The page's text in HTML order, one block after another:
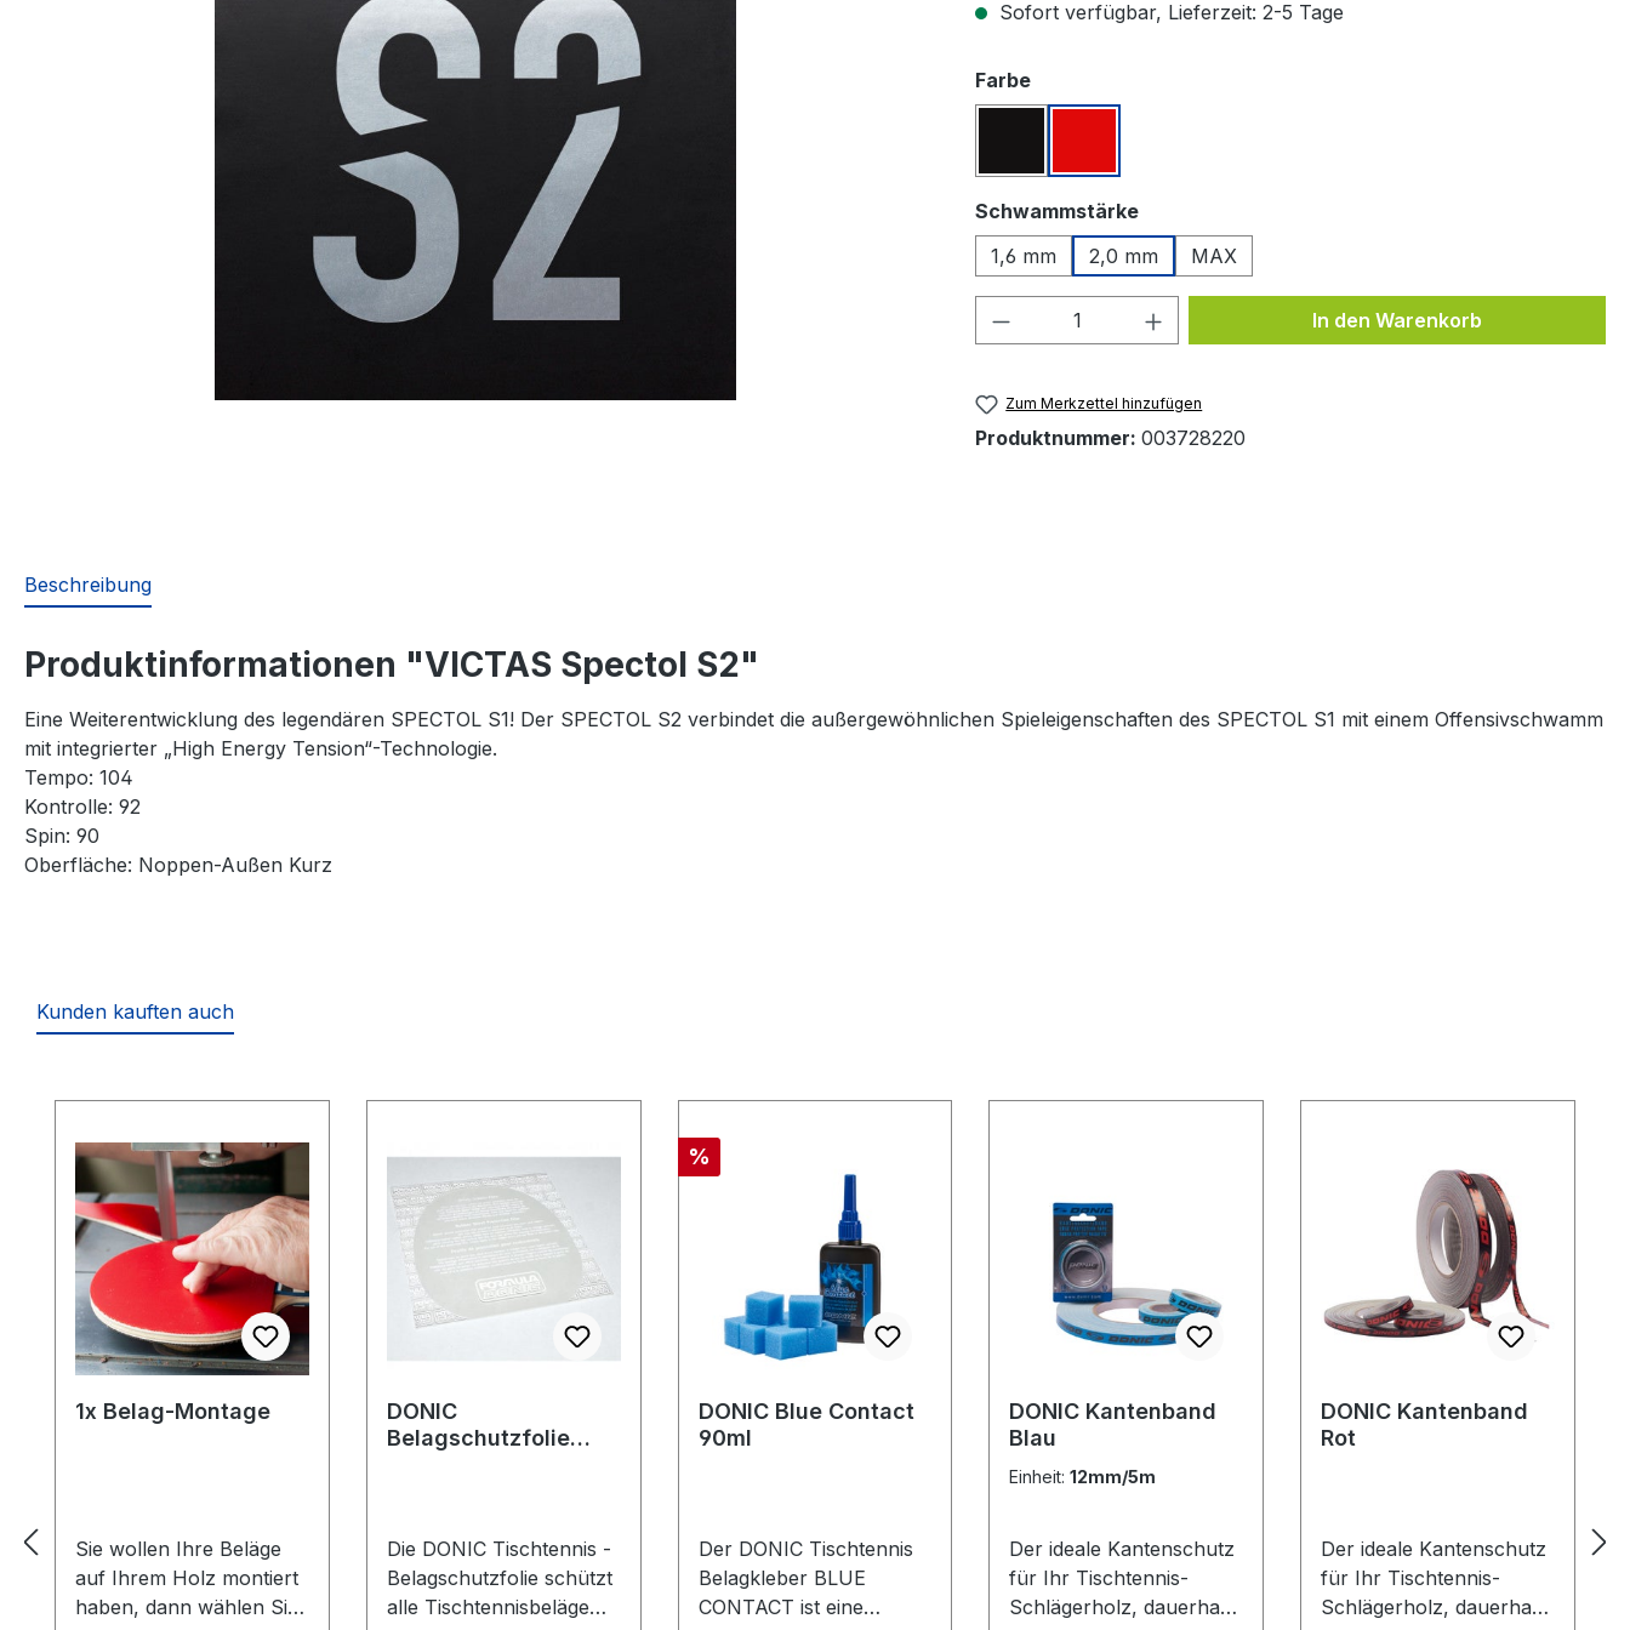
Sofort verfügbar, Lieferzeit: 2-5 Tage
Farbeauswählen
Schwammstärkeauswählen
1,6 mm
2,0 mm MAX
Produkt Anzahl: Gib den gewünschten Wert
In den Warenkorb
Zum Merkzettel hinzufügen
Produktnummer: 003728220
Beschreibung
Produktinformationen "VICTAS Spectol S2"
Eine Weiterentwicklung des legendären SPECTOL S1! Der SPECTOL S2 verbindet die außergewöhnlichen Spieleigenschaften des SPECTOL S1 mit einem Offensivschwamm
mit integrierter „High Energy Tension“-Technologie.
Tempo: 104
Kontrolle: 92
Spin: 90
Oberfläche: Noppen-Außen Kurz
Kunden kauften auch
1x Belag-Montage
Sie wollen Ihre Beläge
auf Ihrem Holz montiert
haben, dann wählen Sie
DONIC
Belagschutzfolie
Die DONIC Tischtennis -
Belagschutzfolie schützt
alle Tischtennisbeläge
Rabatt
%
DONIC Blue Contact
90ml
Der DONIC Tischtennis
Belagkleber BLUE
CONTACT ist eine
DONIC Kantenband
Blau
Einheit:12mm/5m
Der ideale Kantenschutz
für Ihr Tischtennis-
Schlägerholz, dauerhaft
DONIC Kantenband
Rot
Der ideale Kantenschutz
für Ihr Tischtennis-
Schlägerholz, dauerhaft